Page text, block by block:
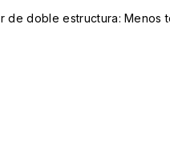
de doble estructura: Menos